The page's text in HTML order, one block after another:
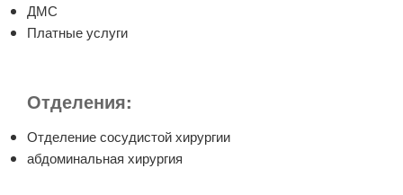
ДМС
Платные услуги
Отделения:
Отделение сосудистой хирургии
абдоминальная хирургия